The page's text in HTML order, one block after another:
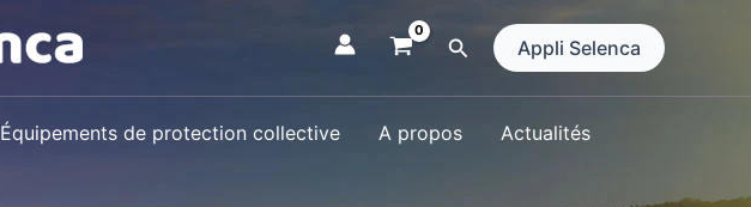
RechercherAppli Selenca
Équipements de protection collective A propos Actualités